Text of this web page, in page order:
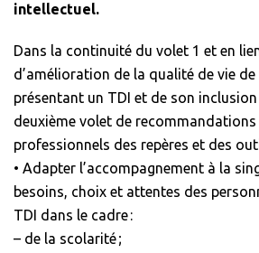
intellectuel.
Dans la continuité du volet 1 et en
d’amélioration de la qualité de vie
présentant un TDI et de son
deuxième volet de
professionnels des repères et des
• Adapter l’accompagnement à la
besoins, choix et attentes des
TDI dans le cadre :
– de la scolarité ;